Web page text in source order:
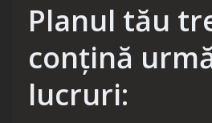
Planul tău
conțină
lucruri: